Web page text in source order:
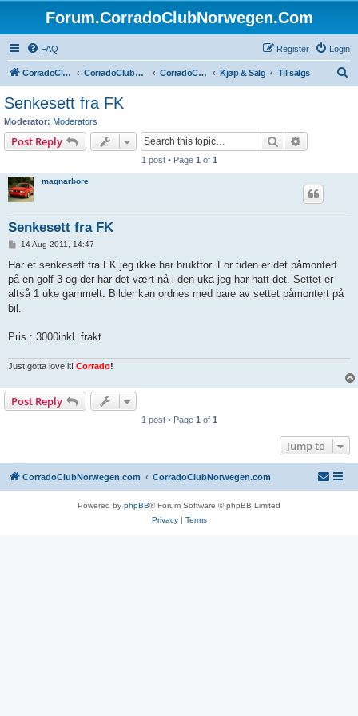
Forum.CorradoClubNorwegen.Com
FAQ Login
Register
CorradoClubNorwegen.com CorradoClubNorwegen.com CorradoClubNorwegen Kjøp & Salg Til salgs
Senkesett fra FK
Moderator: Moderators
Post Reply Search
1 post • Page 1 of 1
magnarbore
Senkesett fra FK
P
s
14 Aug 2011, 14:47
Har et senkesett fra FK jeg ikke har bruktfor. For tiden er det påmontert
på en golf 3 og der har det vært nå i den uka jeg har hatt det. Settet er
altså 1 uke gammelt. Bilder kan ordnes med bare av settet påmontert på
bil.
Pris : 3000inkl. frakt
Just gotta love it! Corrado!
Post Reply
1 post • Page 1 of 1
Jump to
CorradoClubNorwegen.com CorradoClubNorwegen.com
Powered by phpBB® Forum Software © phpBB Limited
Privacy| Terms